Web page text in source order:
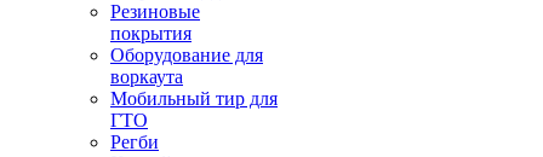
Резиновые
покрытия
Оборудование для
воркаута
Мобильный тир для
ГТО
Регби